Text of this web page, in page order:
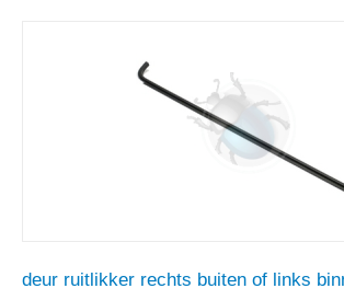
deur ruitlikker rechts buiten of links